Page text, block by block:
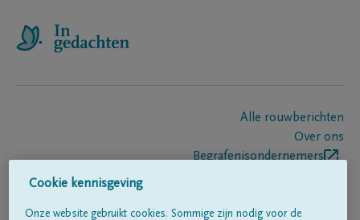
Alle rouwberichten
Over ons
Begrafenisondernemers
Cookie kennisgeving
Onze website gebruikt cookies. Sommige zijn nodig voor de